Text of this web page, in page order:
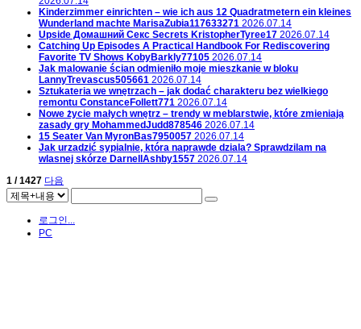
Kinderzimmer einrichten – wie ich aus 12 Quadratmetern ein kleines
Wunderland machte MarisaZubia117633271 2026.07.14
Upside Домашний Секс Secrets KristopherTyree17 2026.07.14
Catching Up Episodes A Practical Handbook For Rediscovering
Favorite TV Shows KobyBarkly77105 2026.07.14
Jak malowanie ścian odmieniło moje mieszkanie w bloku
LannyTrevascus505661 2026.07.14
Sztukateria we wnętrzach – jak dodać charakteru bez wielkiego
remontu ConstanceFollett771 2026.07.14
Nowe życie małych wnętrz – trendy w meblarstwie, które zmieniają
zasady gry MohammedJudd878546 2026.07.14
15 Seater Van MyronBas7950057 2026.07.14
Jak urzadzić sypialnie, która naprawde dziala? Sprawdzilam na
wlasnej skórze DarnellAshby1557 2026.07.14
1 / 1427 다음
로그인...
PC